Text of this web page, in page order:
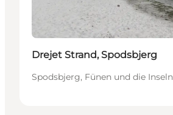
Drejet Strand, Spodsbjerg
Spodsbjerg, Fünen und die Inseln